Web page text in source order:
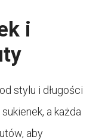
i
stylu i długości
a każda
aby